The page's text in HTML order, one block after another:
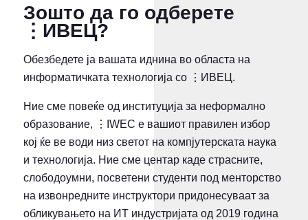
Зошто да го одберете
⋮ИВЕЦ?
Обезбедете ја вашата иднина во областа на
информатичката технологија со ⋮ИВЕЦ.
Ние сме повеќе од институција за неформално
образование, ⋮IWEC е вашиот правилен избор
кој ќе ве води низ светот на компјутерската наука
и технологија. Ние сме центар каде страсните,
слободоумни, посветени студенти под менторство
на извонредните инструктори придонесуваат за
обликувањето на ИТ индустријата од 2019 година